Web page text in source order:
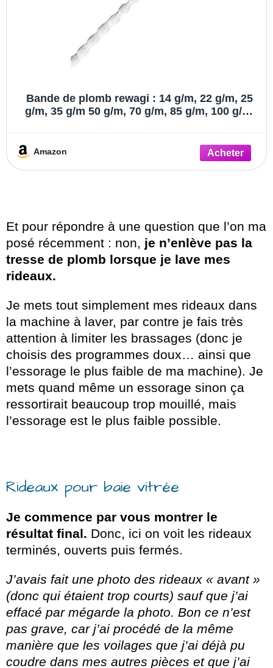
Bande de plomb rewagi : 14 g/m, 22 g/m, 25
g/m, 35 g/m 50 g/m, 70 g/m, 85 g/m, 100 g/m,
Amazon
Et pour répondre à une question que l’on ma
posé récemment : non, je n’enlève pas la
tresse de plomb lorsque je lave mes
rideaux.
Je mets tout simplement mes rideaux dans
la machine à laver, par contre je fais très
attention à limiter les brassages (donc je
choisis des programmes doux… ainsi que
l’essorage le plus faible de ma machine). Je
mets quand même un essorage sinon ça
ressortirait beaucoup trop mouillé, mais
l’essorage est le plus faible possible.
Rideaux pour baie vitrée
Je commence par vous montrer le
résultat final. Donc, ici on voit les rideaux
terminés, ouverts puis fermés.
J’avais fait une photo des rideaux « avant »
(donc qui étaient trop courts) sauf que j’ai
effacé par mégarde la photo. Bon ce n’est
pas grave, car j’ai procédé de la même
manière que les voilages que j’ai déjà pu
coudre dans mes autres pièces et que j’ai